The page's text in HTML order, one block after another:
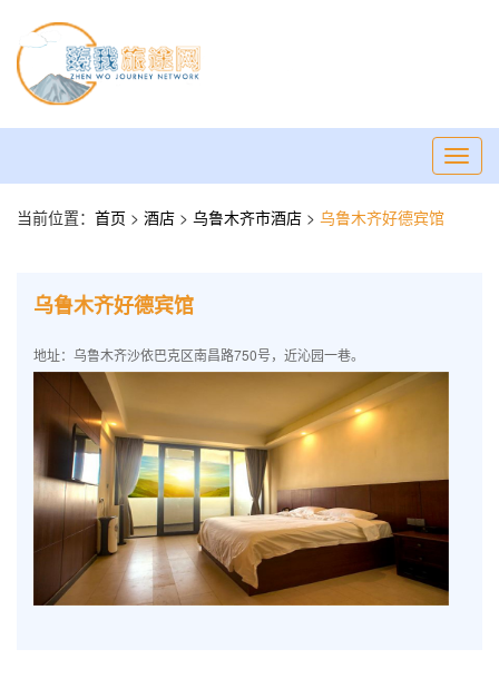
当前位置： 首页 > 酒店 > 乌鲁木齐市酒店 > 乌鲁木齐好德宾馆
乌鲁木齐好德宾馆
地址：乌鲁木齐沙依巴克区南昌路750号，近沁园一巷。